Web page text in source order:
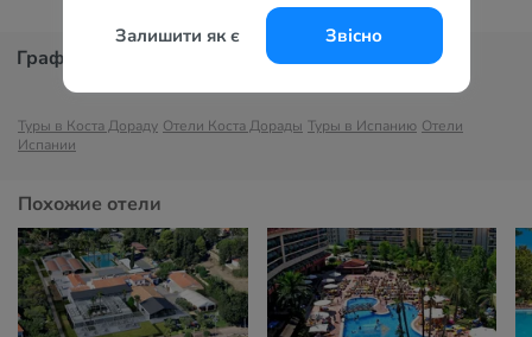
Залишити як є Звісно
График цен
Туры в Коста Дораду Отели Коста Дорады Туры в Испанию Отели
Испании
Похожие отели